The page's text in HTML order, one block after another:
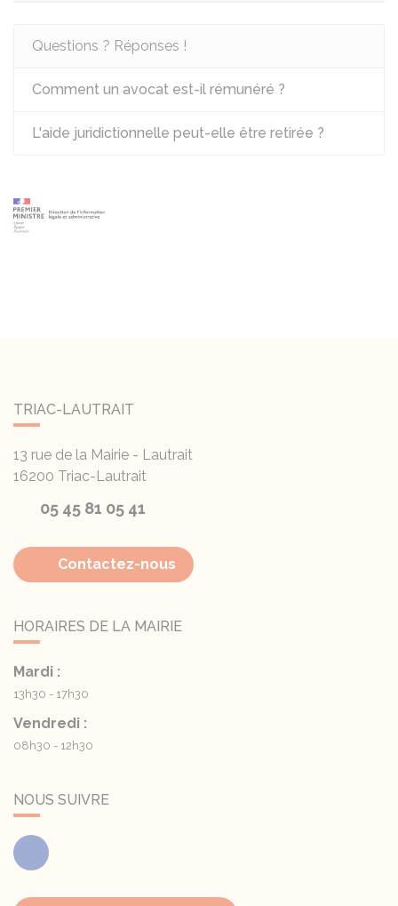
Questions ? Réponses !
Comment un avocat est-il rémunéré ?
L'aide juridictionnelle peut-elle être retirée ?
TRIAC-LAUTRAIT
13 rue de la Mairie - Lautrait
16200 Triac-Lautrait
05 45 81 05 41
Contactez-nous
HORAIRES DE LA MAIRIE
Mardi :
13h30 - 17h30
Vendredi :
08h30 - 12h30
NOUS SUIVRE
Facebook